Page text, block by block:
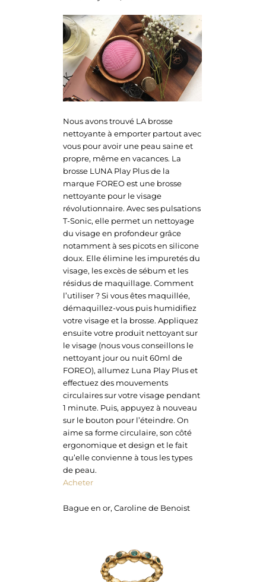
Nous avons trouvé LA brosse
nettoyante à emporter partout avec
vous pour avoir une peau saine et
propre, même en vacances. La
brosse LUNA Play Plus de la
marque FOREO est une brosse
nettoyante pour le visage
révolutionnaire. Avec ses pulsations
T-Sonic, elle permet un nettoyage
du visage en profondeur grâce
notamment à ses picots en silicone
doux. Elle élimine les impuretés du
visage, les excès de sébum et les
résidus de maquillage. Comment
l’utiliser ? Si vous êtes maquillée,
démaquillez-vous puis humidifiez
votre visage et la brosse. Appliquez
ensuite votre produit nettoyant sur
le visage (nous vous conseillons le
nettoyant jour ou nuit 60ml de
FOREO), allumez Luna Play Plus et
effectuez des mouvements
circulaires sur votre visage pendant
1 minute. Puis, appuyez à nouveau
sur le bouton pour l’éteindre. On
aime sa forme circulaire, son côté
ergonomique et design et le fait
qu’elle convienne à tous les types
de peau.
Acheter
Bague en or, Caroline de Benoist